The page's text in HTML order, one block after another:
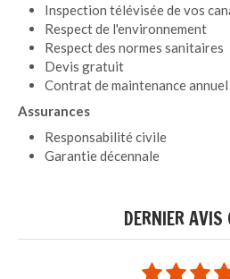
Inspection télévisée de vos
Respect de l'environnement
Respect des normes sanitaires
Devis gratuit
Contrat de maintenance annuel
Assurances
Responsabilité civile
Garantie décennale
DERNIER AVIS